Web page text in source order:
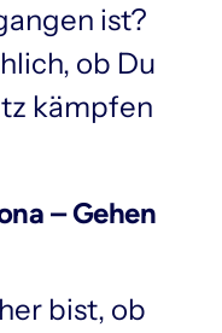
ist?
ob Du
kämpfen
– Gehen
bist, ob